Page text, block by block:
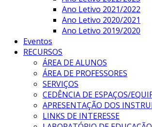
Ano Letivo 2021/2022
Ano Letivo 2020/2021
Ano Letivo 2019/2020
Eventos
RECURSOS
ÁREA DE ALUNOS
ÁREA DE PROFESSORES
SERVIÇOS
CEDÊNCIA DE ESPAÇOS/
APRESENTAÇÃO DOS
LINKS DE INTERESSE